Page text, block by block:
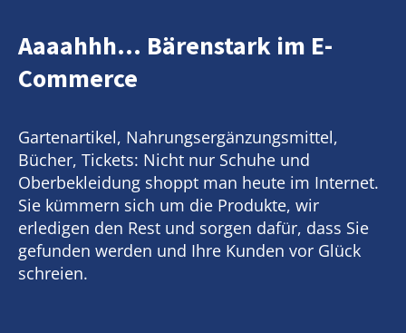
Aaaahhh... Bärenstark im E-
Commerce
Gartenartikel, Nahrungsergänzungsmittel,
Bücher, Tickets: Nicht nur Schuhe und
Oberbekleidung shoppt man heute im Internet.
Sie kümmern sich um die Produkte, wir
erledigen den Rest und sorgen dafür, dass Sie
gefunden werden und Ihre Kunden vor Glück
schreien.